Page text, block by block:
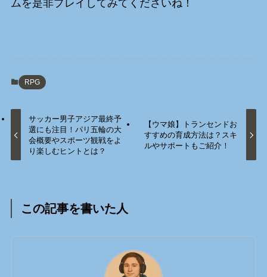
ムを是非プレイしてみてくださいね！
RPG
サッカー男子アジア最終予
選にも注目！パリ五輪の大
会概要やスポーツ観戦をよ
り楽しむヒントとは？
【ウマ娘】トランセンドお
すすめの育成方法は？スキ
ルやサポートもご紹介！
この記事を書いた人